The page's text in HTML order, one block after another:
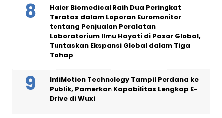
Haier Biomedical Raih Dua Peringkat
Teratas dalam Laporan Euromonitor
tentang Penjualan Peralatan
Laboratorium Ilmu Hayati di Pasar Global,
Tuntaskan Ekspansi Global dalam Tiga
Tahap
InfiMotion Technology Tampil Perdana ke
Publik, Pamerkan Kapabilitas Lengkap E-
Drive di Wuxi